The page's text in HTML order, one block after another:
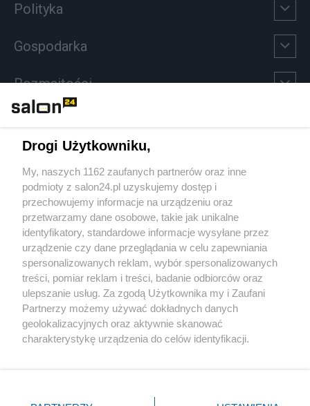
Polityka
Gospodarka
Rozmaitości
Sport
Społeczeństwo
Kultura
X Facebook Instagram Youtube
Drogi Użytkowniku,
My, naszych 1162 zaufanych partnerów oraz inne
podmioty z salon24.pl uzyskujemy dostęp i
przechowujemy informacje na urządzeniu oraz
przetwarzamy dane osobowe, takie jak unikalne
identyfikatory, standardowe informacje wysyłane przez
urządzenie czy dane przeglądania w celu zapewniania
spersonalizowanych reklam, wybór spersonalizowanych
treści, pomiar reklam i treści, badanie odbiorców oraz
ulepszanie usług. Za zgodą Użytkownika my i Zaufani
Partnerzy możemy używać dokładnych danych
geolokalizacyjnych oraz aktywnie skanować
charakterystykę urządzenia do celów identyfikacji.
zmienić/wycofać klikając przycisk ustawień prywatności